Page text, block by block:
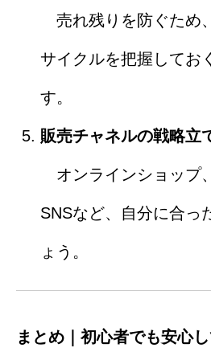
売れ残りを防ぐため
サイクルを把握してお
す。
販売チャネルの戦略立
オンラインショップ
SNSなど、自分に合っ
ょう。
まとめ｜初心者でも安心